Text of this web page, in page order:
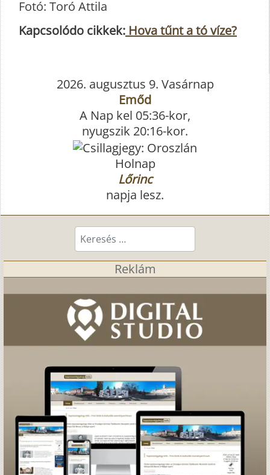
Fotó: Toró Attila
Kapcsolódo cikkek: Hova tűnt a tó víze?
2026. augusztus 9. Vasárnap
Emőd
A Nap kel 05:36-kor,
nyugszik 20:16-kor.
Holnap
Lőrinc
napja lesz.
Keresés...
Reklám